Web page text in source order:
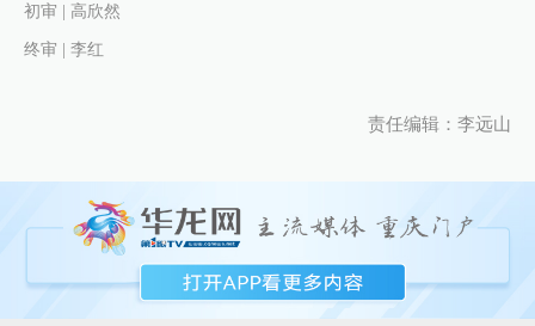
初审 | 高欣然
终审 | 李红
责任编辑：李远山